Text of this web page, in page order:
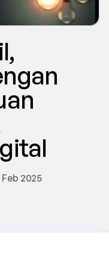
Feb 2025